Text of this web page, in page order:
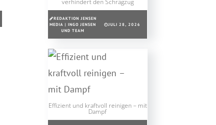
verhindert den Schrägzug
REDAKTION JENSEN
MEDIA | INGO JENSEN
UND TEAM
JULI 28, 2026
Effizient und kraftvoll reinigen – mit
Dampf